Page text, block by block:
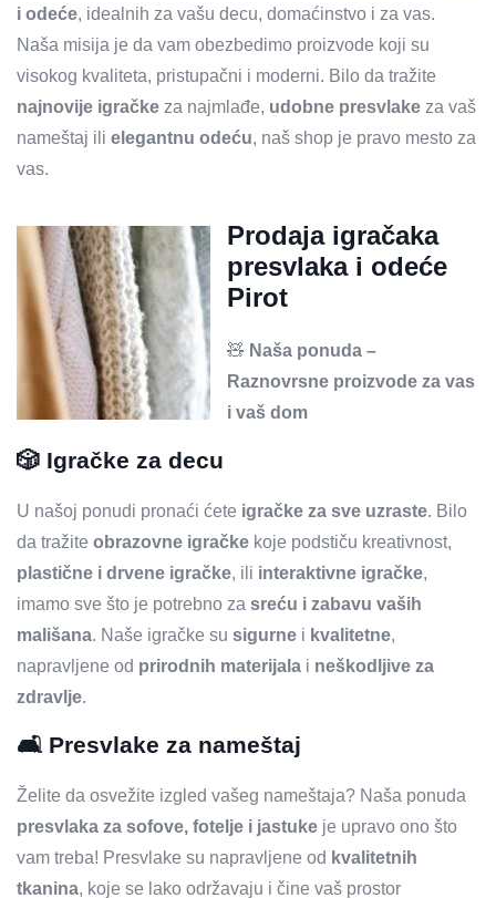
i odeće, idealnih za vašu decu, domaćinstvo i za vas.
Naša misija je da vam obezbedimo proizvode koji su
visokog kvaliteta, pristupačni i moderni. Bilo da tražite
najnovije igračke za najmlađe, udobne presvlake za vaš
nameštaj ili elegantnu odeću, naš shop je pravo mesto za
vas.
Prodaja igračaka
presvlaka i odeće
Pirot
🧸 Naša ponuda –
Raznovrsne proizvode za vas
i vaš dom
🎲 Igračke za decu
U našoj ponudi pronaći ćete igračke za sve uzraste. Bilo
da tražite obrazovne igračke koje podstiču kreativnost,
plastične i drvene igračke, ili interaktivne igračke,
imamo sve što je potrebno za sreću i zabavu vaših
mališana. Naše igračke su sigurne i kvalitetne,
napravljene od prirodnih materijala i neškodljive za
zdravlje.
🛋️ Presvlake za nameštaj
Želite da osvežite izgled vašeg nameštaja? Naša ponuda
presvlaka za sofove, fotelje i jastuke je upravo ono što
vam treba! Presvlake su napravljene od kvalitetnih
tkanina, koje se lako održavaju i čine vaš prostor